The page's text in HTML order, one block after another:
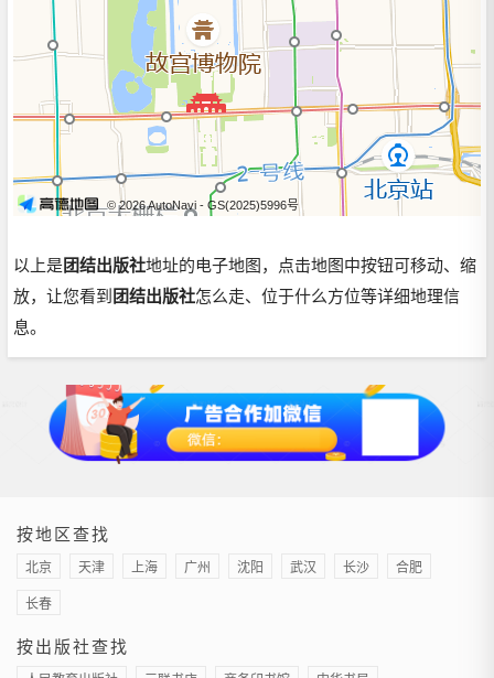
© 2026 AutoNavi - GS(2025)5996号
以上是团结出版社地址的电子地图，点击地图中按钮可移动、缩
放，让您看到团结出版社怎么走、位于什么方位等详细地理信
息。
按地区查找
北京 天津 上海 广州 沈阳 武汉 长沙
合肥
长春
按出版社查找